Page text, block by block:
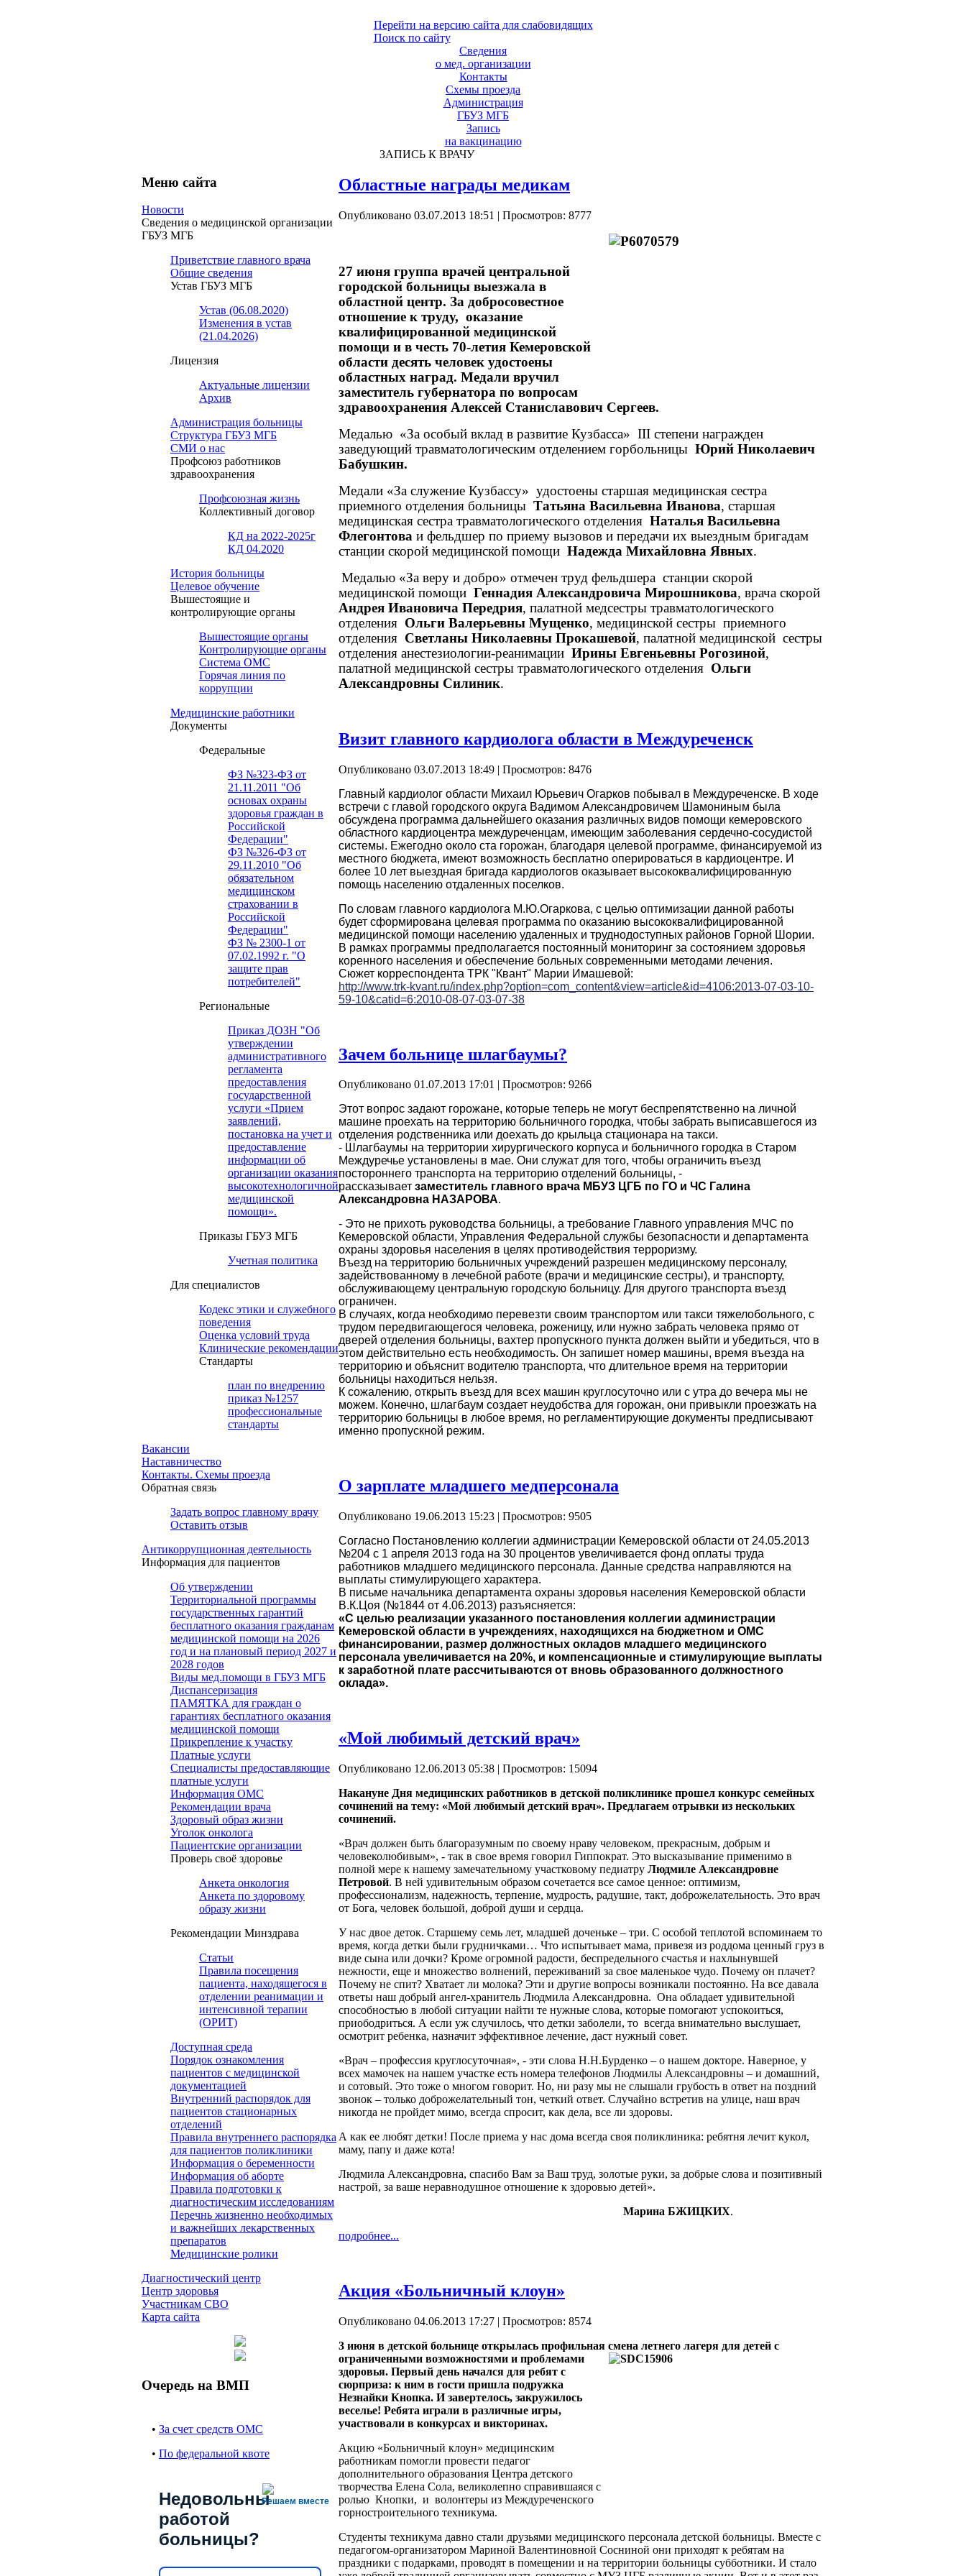
Перейти на версию сайта для слабовидящих
Поиск по сайту
Сведения
о мед. организации
Контакты
Схемы проезда
Администрация
ГБУЗ МГБ
Запись
на вакцинацию
ЗАПИСЬ К ВРАЧУ
Меню сайта
Новости
Сведения о медицинской организации
ГБУЗ МГБ
Приветствие главного врача
Общие сведения
Устав ГБУЗ МГБ
Устав (06.08.2020)
Изменения в устав
(21.04.2026)
Лицензия
Актуальные лицензии
Архив
Администрация больницы
Структура ГБУЗ МГБ
СМИ о нас
Профсоюз работников
здравоохранения
Профсоюзная жизнь
Коллективный договор
КД на 2022-2025г
КД 04.2020
История больницы
Целевое обучение
Вышестоящие и
контролирующие органы
Вышестоящие органы
Контролирующие органы
Система ОМС
Горячая линия по
коррупции
Медицинские работники
Документы
Федеральные
ФЗ №323-ФЗ от
21.11.2011 "Об
основах охраны
здоровья граждан в
Российской
Федерации"
ФЗ №326-ФЗ от
29.11.2010 "Об
обязательном
медицинском
страховании в
Российской
Федерации"
ФЗ № 2300-1 от
07.02.1992 г. "О
защите прав
потребителей"
Региональные
Приказ ДОЗН "Об
утверждении
административного
регламента
предоставления
государственной
услуги «Прием
заявлений,
постановка на учет и
предоставление
информации об
организации оказания
высокотехнологичной
медицинской
помощи».
Приказы ГБУЗ МГБ
Учетная политика
Для специалистов
Кодекс этики и служебного
поведения
Оценка условий труда
Клинические рекомендации
Cтандарты
план по внедрению
приказ №1257
профессиональные
стандарты
Вакансии
Наставничество
Контакты. Схемы проезда
Обратная связь
Задать вопрос главному врачу
Оставить отзыв
Антикоррупционная деятельность
Информация для пациентов
Об утверждении
Территориальной программы
государственных гарантий
бесплатного оказания гражданам
медицинской помощи на 2026
год и на плановый период 2027 и
2028 годов
Виды мед.помощи в ГБУЗ МГБ
Диспансеризация
ПАМЯТКА для граждан о
гарантиях бесплатного оказания
медицинской помощи
Прикрепление к участку
Платные услуги
Специалисты предоставляющие
платные услуги
Информация ОМС
Рекомендации врача
Здоровый образ жизни
Уголок онколога
Пациентские организации
Проверь своё здоровье
Анкета онкология
Анкета по здоровому
образу жизни
Рекомендации Минздрава
Статьи
Правила посещения
пациента, находящегося в
отделении реанимации и
интенсивной терапии
(ОРИТ)
Доступная среда
Порядок ознакомления
пациентов с медицинской
документацией
Внутренний распорядок для
пациентов стационарных
отделений
Правила внутреннего распорядка
для пациентов поликлиники
Информация о беременности
Информация об аборте
Правила подготовки к
диагностическим исследованиям
Перечнь жизненно необходимых
и важнейших лекарственных
препаратов
Медицинские ролики
Диагностический центр
Центр здоровья
Участникам СВО
Карта сайта
Очередь на ВМП
• За счет средств ОМС
• По федеральной квоте
Решаем вместе
Недовольны
работой
больницы?
Областные награды медикам
Опубликовано 03.07.2013 18:51 | Просмотров: 8777
27 июня группа врачей центральной
городской больницы выезжала в
областной центр. За добросовестное
отношение к труду, оказание
квалифицированной медицинской
помощи и в честь 70-летия Кемеровской
области десять человек удостоены
областных наград. Медали вручил
заместитель губернатора по вопросам
здравоохранения Алексей Станиславович Сергеев.
Медалью «За особый вклад в развитие Кузбасса» III степени награжден
заведующий травматологическим отделением горбольницы Юрий Николаевич
Бабушкин.
Медали «За служение Кузбассу» удостоены старшая медицинская сестра
приемного отделения больницы Татьяна Васильевна Иванова, старшая
медицинская сестра травматологического отделения Наталья Васильевна
Флегонтова и фельдшер по приему вызовов и передачи их выездным бригадам
станции скорой медицинской помощи Надежда Михайловна Явных.
Медалью «За веру и добро» отмечен труд фельдшера станции скорой
медицинской помощи Геннадия Александровича Мирошникова, врача скорой
Андрея Ивановича Передрия, палатной медсестры травматологического
отделения Ольги Валерьевны Мущенко, медицинской сестры приемного
отделения Светланы Николаевны Прокашевой, палатной медицинской сестры
отделения анестезиологии-реанимации Ирины Евгеньевны Рогозиной,
палатной медицинской сестры травматологического отделения Ольги
Александровны Силиник.
Визит главного кардиолога области в Междуреченск
Опубликовано 03.07.2013 18:49 | Просмотров: 8476
Главный кардиолог области Михаил Юрьевич Огарков побывал в Междуреченске. В ходе
встречи с главой городского округа Вадимом Александровичем Шамониным была
обсуждена программа дальнейшего оказания различных видов помощи кемеровского
областного кардиоцентра междуреченцам, имеющим заболевания сердечно-сосудистой
системы. Ежегодно около ста горожан, благодаря целевой программе, финансируемой из
местного бюджета, имеют возможность бесплатно оперироваться в кардиоцентре. И
более 10 лет выездная бригада кардиологов оказывает высококвалифицированную
помощь населению отдаленных поселков.
По словам главного кардиолога М.Ю.Огаркова, с целью оптимизации данной работы
будет сформирована целевая программа по оказанию высококвалифицированной
медицинской помощи населению удаленных и труднодоступных районов Горной Шории.
В рамках программы предполагается постоянный мониторинг за состоянием здоровья
коренного населения и обеспечение больных современными методами лечения.
Сюжет корреспондента ТРК "Квант" Марии Имашевой:
http://www.trk-kvant.ru/index.php?option=com_content&view=article&id=4106:2013-07-03-10-
59-10&catid=6:2010-08-07-03-07-38
Зачем больнице шлагбаумы?
Опубликовано 01.07.2013 17:01 | Просмотров: 9266
Этот вопрос задают горожане, которые теперь не могут беспрепятственно на личной
машине проехать на территорию больничного городка, чтобы забрать выписавшегося из
отделения родственника или доехать до крыльца стационара на такси.
- Шлагбаумы на территории хирургического корпуса и больничного городка в Старом
Междуречье установлены в мае. Они служат для того, чтобы ограничить въезд
постороннего транспорта на территорию отделений больницы, -
рассказывает заместитель главного врача МБУЗ ЦГБ по ГО и ЧС Галина
Александровна НАЗАРОВА.
- Это не прихоть руководства больницы, а требование Главного управления МЧС по
Кемеровской области, Управления Федеральной службы безопасности и департамента
охраны здоровья населения в целях противодействия терроризму.
Въезд на территорию больничных учреждений разрешен медицинскому персоналу,
задействованному в лечебной работе (врачи и медицинские сестры), и транспорту,
обслуживающему центральную городскую больницу. Для другого транспорта въезд
ограничен.
В случаях, когда необходимо перевезти своим транспортом или такси тяжелобольного, с
трудом передвигающегося человека, роженицу, или нужно забрать человека прямо от
дверей отделения больницы, вахтер пропускного пункта должен выйти и убедиться, что в
этом действительно есть необходимость. Он запишет номер машины, время въезда на
территорию и объяснит водителю транспорта, что длительное время на территории
больницы находиться нельзя.
К сожалению, открыть въезд для всех машин круглосуточно или с утра до вечера мы не
можем. Конечно, шлагбаум создает неудобства для горожан, они привыкли проезжать на
территорию больницы в любое время, но регламентирующие документы предписывают
именно пропускной режим.
О зарплате младшего медперсонала
Опубликовано 19.06.2013 15:23 | Просмотров: 9505
Согласно Постановлению коллегии администрации Кемеровской области от 24.05.2013
№204 с 1 апреля 2013 года на 30 процентов увеличивается фонд оплаты труда
работников младшего медицинского персонала. Данные средства направляются на
выплаты стимулирующего характера.
В письме начальника департамента охраны здоровья населения Кемеровской области
В.К.Цоя (№1844 от 4.06.2013) разъясняется:
«С целью реализации указанного постановления коллегии администрации
Кемеровской области в учреждениях, находящихся на бюджетном и ОМС
финансировании, размер должностных окладов младшего медицинского
персонала увеличивается на 20%, и компенсационные и стимулирующие выплаты
к заработной плате рассчитываются от вновь образованного должностного
оклада».
«Мой любимый детский врач»
Опубликовано 12.06.2013 05:38 | Просмотров: 15094
Накануне Дня медицинских работников в детской поликлинике прошел конкурс семейных
сочинений на тему: «Мой любимый детский врач». Предлагаем отрывки из нескольких
сочинений.
«Врач должен быть благоразумным по своему нраву человеком, прекрасным, добрым и
человеколюбивым», - так в свое время говорил Гиппократ. Это высказывание применимо в
полной мере к нашему замечательному участковому педиатру Людмиле Александровне
Петровой. В ней удивительным образом сочетается все самое ценное: оптимизм,
профессионализм, надежность, терпение, мудрость, радушие, такт, доброжелательность. Это врач
от Бога, человек большой, доброй души и сердца.
У нас двое деток. Старшему семь лет, младшей доченьке – три. С особой теплотой вспоминаем то
время, когда детки были грудничками… Что испытывает мама, привезя из роддома ценный груз в
виде сына или дочки? Кроме огромной радости, беспредельного счастья и нахлынувшей
нежности, еще и множество волнений, переживаний за свое маленькое чудо. Почему он плачет?
Почему не спит? Хватает ли молока? Эти и другие вопросы возникали постоянно. На все давала
ответы наш добрый ангел-хранитель Людмила Александровна. Она обладает удивительной
способностью в любой ситуации найти те нужные слова, которые помогают успокоиться,
приободриться. А если уж случилось, что детки заболели, то всегда внимательно выслушает,
осмотрит ребенка, назначит эффективное лечение, даст нужный совет.
«Врач – профессия круглосуточная», - эти слова Н.Н.Бурденко – о нашем докторе. Наверное, у
всех мамочек на нашем участке есть номера телефонов Людмилы Александровны – и домашний,
и сотовый. Это тоже о многом говорит. Но, ни разу мы не слышали грубость в ответ на поздний
звонок – только доброжелательный тон, четкий ответ. Случайно встретив на улице, наш врач
никогда не пройдет мимо, всегда спросит, как дела, все ли здоровы.
А как ее любят детки! После приема у нас дома всегда своя поликлиника: ребятня лечит кукол,
маму, папу и даже кота!
Людмила Александровна, спасибо Вам за Ваш труд, золотые руки, за добрые слова и позитивный
настрой, за ваше неравнодушное отношение к здоровью детей».
Марина БЖИЦКИХ.
подробнее...
Акция «Больничный клоун»
Опубликовано 04.06.2013 17:27 | Просмотров: 8574
3 июня в детской больнице открылась профильная смена летнего лагеря для детей с
ограниченными возможностями и проблемами
здоровья. Первый день начался для ребят с
сюрприза: к ним в гости пришла подружка
Незнайки Кнопка. И завертелось, закружилось
веселье! Ребята играли в различные игры,
участвовали в конкурсах и викторинах.
Акцию «Больничный клоун» медицинским
работникам помогли провести педагог
дополнительного образования Центра детского
творчества Елена Сола, великолепно справившаяся с
ролью Кнопки, и волонтеры из Междуреченского
горностроительного техникума.
Студенты техникума давно стали друзьями медицинского персонала детской больницы. Вместе с
педагогом-организатором Мариной Валентиновной Сосниной они приходят к ребятам на
праздники с подарками, проводят в помещении и на территории больницы субботники. И стало